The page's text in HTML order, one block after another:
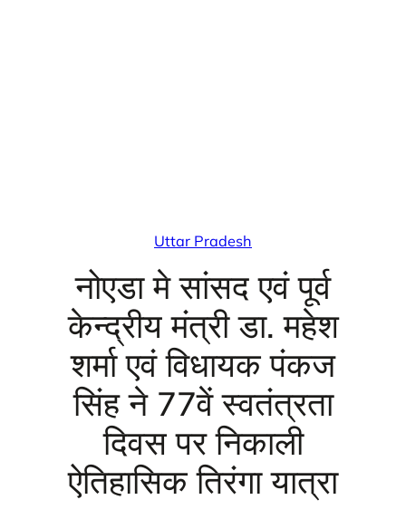
Uttar Pradesh
नोएडा मे सांसद एवं पूर्व
केन्द्रीय मंत्री डा. महेश
शर्मा एवं विधायक पंकज
सिंह ने 77वें स्वतंत्रता
दिवस पर निकाली
ऐतिहासिक तिरंगा यात्रा